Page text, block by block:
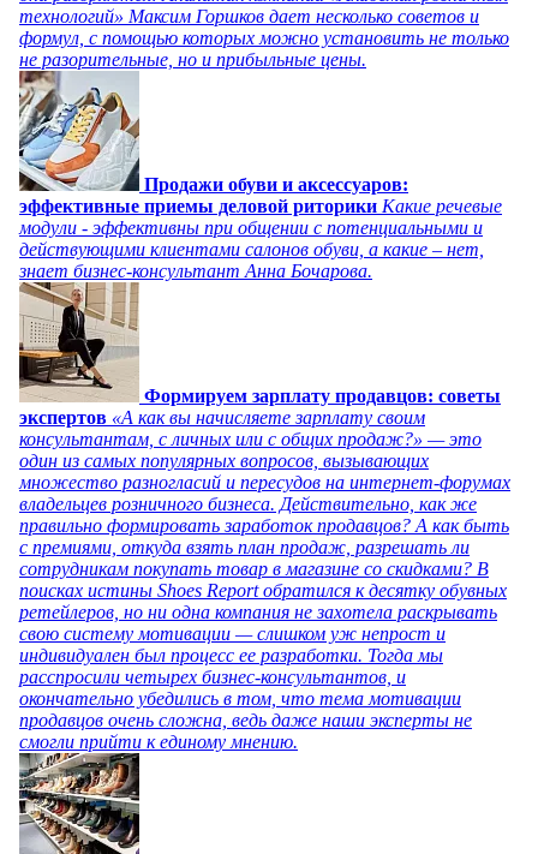
технологий» Максим Горшков дает несколько советов и
формул, с помощью которых можно установить не только
не разорительные, но и прибыльные цены.
Продажи обуви и аксессуаров:
эффективные приемы деловой риторики Какие речевые
модули - эффективны при общении с потенциальными и
действующими клиентами салонов обуви, а какие – нет,
знает бизнес-консультант Анна Бочарова.
Формируем зарплату продавцов: советы
экспертов «А как вы начисляете зарплату своим
консультантам, с личных или с общих продаж?» — это
один из самых популярных вопросов, вызывающих
множество разногласий и пересудов на интернет-форумах
владельцев розничного бизнеса. Действительно, как же
правильно формировать заработок продавцов? А как быть
с премиями, откуда взять план продаж, разрешать ли
сотрудникам покупать товар в магазине со скидками? В
поисках истины Shoes Report обратился к десятку обувных
ретейлеров, но ни одна компания не захотела раскрывать
свою систему мотивации — слишком уж непрост и
индивидуален был процесс ее разработки. Тогда мы
расспросили четырех бизнес-консультантов, и
окончательно убедились в том, что тема мотивации
продавцов очень сложна, ведь даже наши эксперты не
смогли прийти к единому мнению.